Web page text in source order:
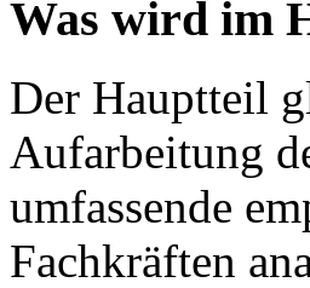
Was wird im
Der Hauptteil
Aufarbeitung
umfassende
Fachkräften